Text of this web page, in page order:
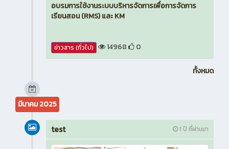
อบรมการใช้งานระบบบริหารจัดการเพื่อการจัดการ
เรียนสอน (RMS) และ KM
ข่าวสาร (ทั่วไป) 14968 0
ทั้งหมด
มีนาคม 2025
1 ปี ที่ผ่านมา
test